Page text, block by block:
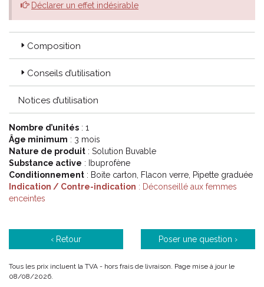
Déclarer un effet indésirable
Composition
Conseils d’utilisation
Notices d’utilisation
Nombre d’unités : 1
Âge minimum : 3 mois
Nature de produit : Solution Buvable
Substance active : Ibuprofène
Conditionnement : Boite carton, Flacon verre, Pipette graduée
Indication / Contre-indication : Déconseillé aux femmes
enceintes
‹ Retour Poser une question ›
Tous les prix incluent la TVA - hors frais de livraison. Page mise à jour le
08/08/2026.